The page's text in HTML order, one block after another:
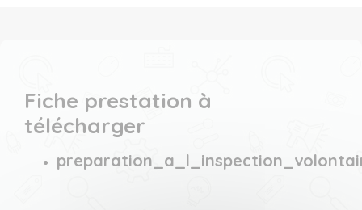
Fiche prestation à
télécharger